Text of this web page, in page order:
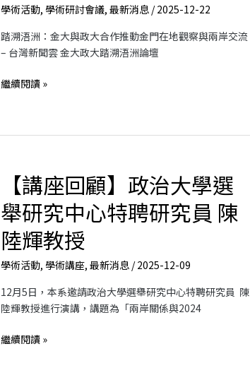
學術活動, 學術研討會議, 最新消息 /2025-12-22
踏溯浯洲：金大與政大合作推動金門在地觀察與兩岸交流
– 台灣新聞雲 金大政大踏溯浯洲論壇
踏
溯
2025
繼續閱讀 »
【講座回顧】政治大學選
舉研究中心特聘研究員 陳
陸輝教授
學術活動, 學術講座, 最新消息 /2025-12-09
12月5日，本系邀請政治大學選舉研究中心特聘研究員 陳
陸輝教授進行演講，講題為「兩岸關係與2024
【講
回
顧】
政
治
學
選
研
繼續閱讀 »